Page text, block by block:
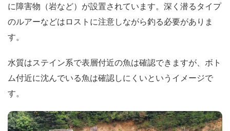
に障害物（岩など）が設置されています。深く潜るタイプ
のルアーなどはロストに注意しながら釣る必要がありま
す。
水質はステイン系で表層付近の魚は確認できますが、ボト
ム付近に沈んでいる魚は確認しにくいというイメージで
す。